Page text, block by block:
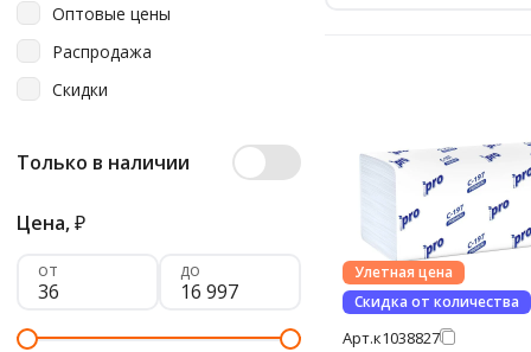
Оптовые цены
Распродажа
Скидки
Только в наличии
Цена,₽
от до
Улетная цена
Скидка от количества
Арт.к1038827